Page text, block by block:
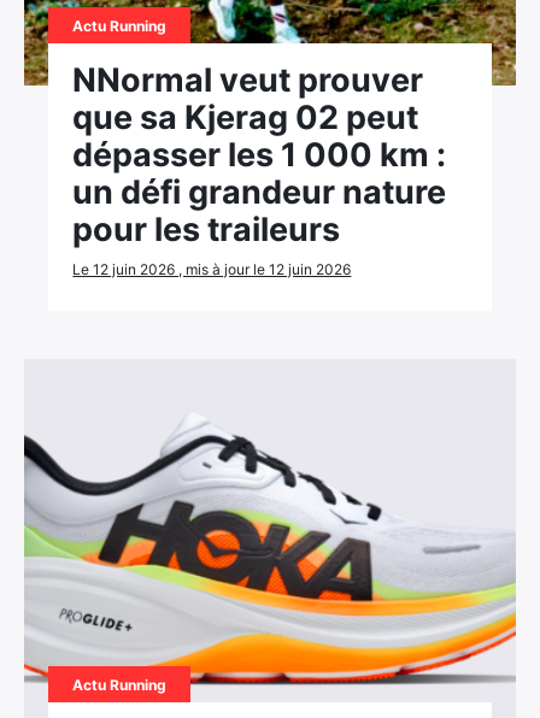
Actu Running
NNormal veut prouver
que sa Kjerag 02 peut
dépasser les 1 000 km :
un défi grandeur nature
pour les traileurs
Le 12 juin 2026 , mis à jour le 12 juin 2026
Actu Running